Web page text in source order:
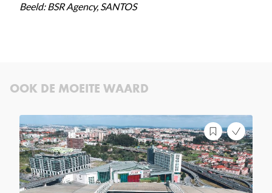
Beeld: BSR Agency, SANTOS
OOK DE MOEITE WAARD